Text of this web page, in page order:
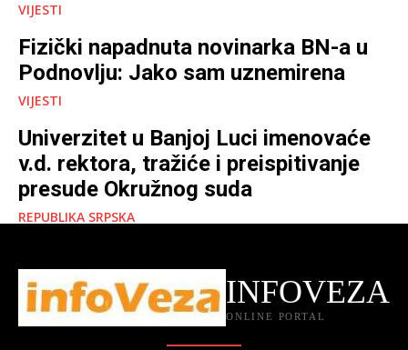
VIJESTI
Fizički napadnuta novinarka BN-a u
Podnovlju: Jako sam uznemirena
VIJESTI
Univerzitet u Banjoj Luci imenovaće
v.d. rektora, tražiće i preispitivanje
presude Okružnog suda
REPUBLIKA SRPSKA
INFOVEZA
ONLINE PORTAL